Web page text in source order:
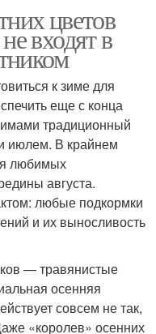
цветов
входят в
к зиме для
еще с конца
традиционный
июлем. В крайнем
любимых
августа.
любые подкормки
и их выносливость
— травянистые
осенняя
совсем не так,
«королев» осенних